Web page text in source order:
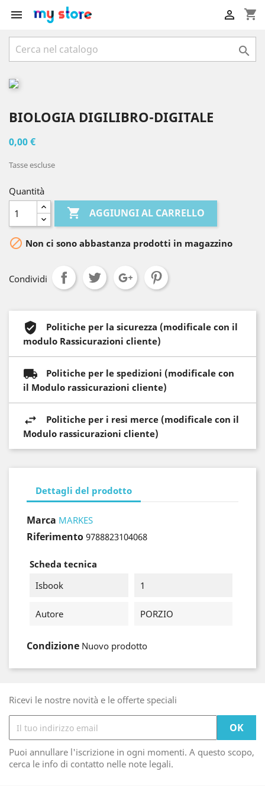
 shopping_cart


BIOLOGIA DIGILIBRO-DIGITALE
0,00 €
Tasse escluse
Quantità
 AGGIUNGI AL CARRELLO
 Non ci sono abbastanza prodotti in magazzino
Condividi
Politiche per la sicurezza (modificale con il
modulo Rassicurazioni cliente)
Politiche per le spedizioni (modificale con
il Modulo rassicurazioni cliente)
Politiche per i resi merce (modificale con il
Modulo rassicurazioni cliente)
Dettagli del prodotto
Marca MARKES
Riferimento 9788823104068
Scheda tecnica
Isbook
1
Autore PORZIO
Condizione Nuovo prodotto
Ricevi le nostre novità e le offerte speciali
Puoi annullare l'iscrizione in ogni momenti. A questo scopo,
cerca le info di contatto nelle note legali.